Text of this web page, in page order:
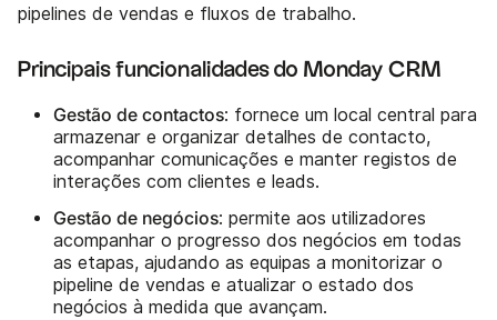
pipelines de vendas e fluxos de trabalho.
Principais funcionalidades do Monday CRM
Gestão de contactos: fornece um local central para
armazenar e organizar detalhes de contacto,
acompanhar comunicações e manter registos de
interações com clientes e leads.
Gestão de negócios: permite aos utilizadores
acompanhar o progresso dos negócios em todas
as etapas, ajudando as equipas a monitorizar o
pipeline de vendas e atualizar o estado dos
negócios à medida que avançam.